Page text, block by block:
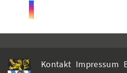
Kontakt Impressum